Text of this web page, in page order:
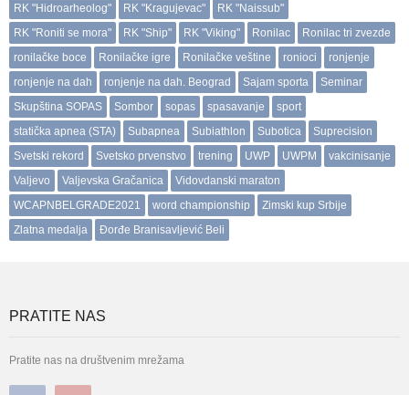
RK "Hidroarheolog"
RK "Kragujevac"
RK "Naissub"
RK "Roniti se mora"
RK "Ship" RK "Viking" Ronilac
Ronilac tri zvezde
ronilačke boce
Ronilačke igre Ronilačke veštine ronioci
ronjenje
ronjenje na dah
ronjenje na dah. Beograd Sajam sporta
Seminar
Skupština SOPAS
Sombor sopas spasavanje
sport
statička apnea (STA)
Subapnea Subiathlon Subotica
Suprecision
Svetski rekord
Svetsko prvenstvo trening UWP UWPM
vakcinisanje
Valjevo
Valjevska Gračanica
Vidovdanski maraton
WCAPNBELGRADE2021
word championship
Zimski kup Srbije
Zlatna medalja
Đorđe Branisavljević Beli
PRATITE NAS
Pratite nas na društvenim mrežama